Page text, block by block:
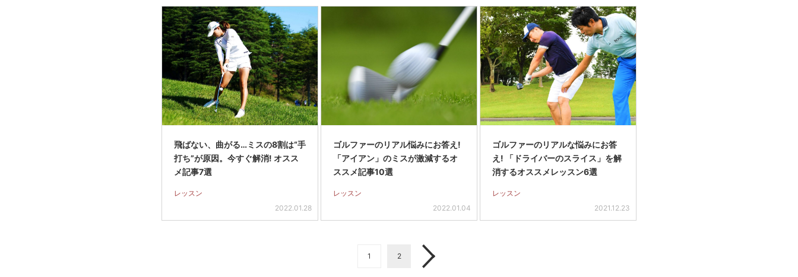
飛ばない、曲がる…ミスの8割は“手
打ち”が原因。今すぐ解消! オスス
メ記事7選
レッスン
2022.01.28
ゴルファーのリアル悩みにお答え!
「アイアン」のミスが激減するオ
ススメ記事10選
レッスン
2022.01.04
ゴルファーのリアルな悩みにお答
え! 「ドライバーのスライス」を解
消するオススメレッスン6選
レッスン
2021.12.23
1 2